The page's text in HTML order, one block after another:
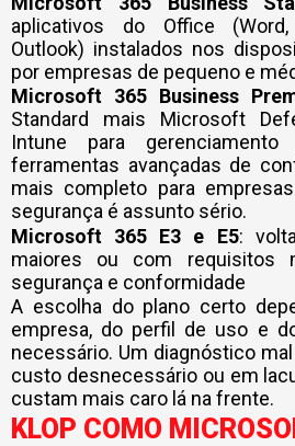
aplicativos do Office (Word,
Outlook) instalados nos
por empresas de pequeno e
Microsoft 365 Business
Standard mais Microsoft
Intune para
ferramentas avançadas de
mais completo para
segurança é assunto sério.
Microsoft 365 E3 e E5:
maiores ou com requisitos
segurança e conformidade
A escolha do plano certo
empresa, do perfil de uso e
necessário. Um diagnóstico
custo desnecessário ou em
custam mais caro lá na frente.
KLOP COMO